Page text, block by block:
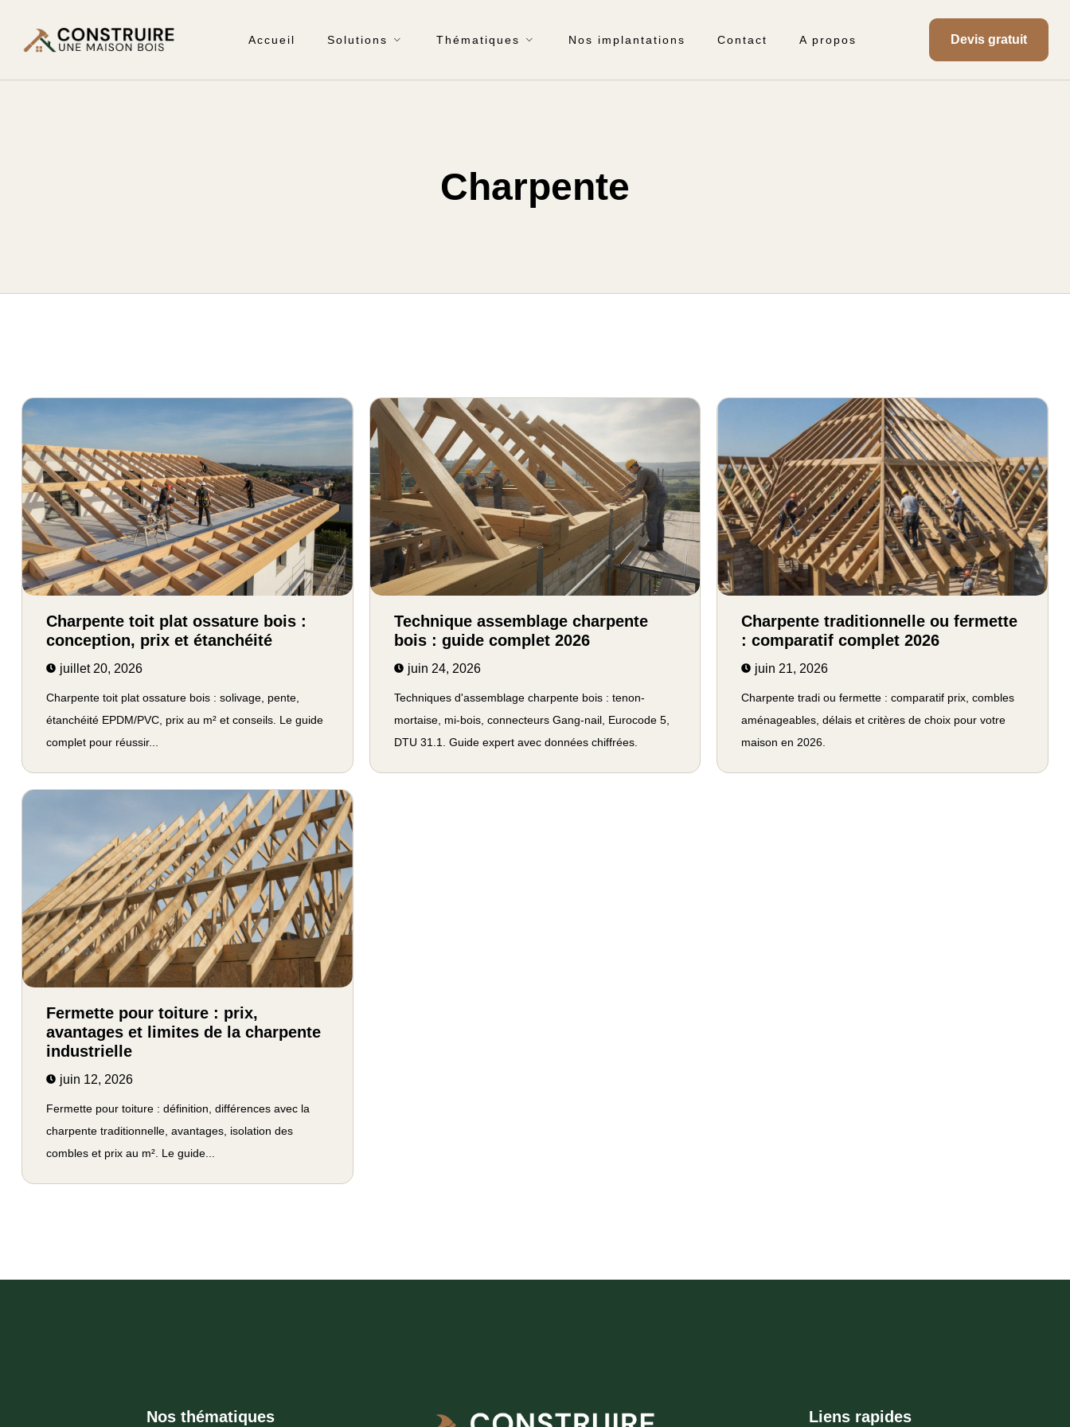
Accueil Solutions Thématiques Nos implantations Contact A propos Devis gratuit
Charpente
Charpente toit plat ossature bois :
conception, prix et étanchéité
juillet 20, 2026
Charpente toit plat ossature bois : solivage, pente,
étanchéité EPDM/PVC, prix au m² et conseils. Le guide
complet pour réussir...
Technique assemblage charpente
bois : guide complet 2026
juin 24, 2026
Techniques d'assemblage charpente bois : tenon-
mortaise, mi-bois, connecteurs Gang-nail, Eurocode 5,
DTU 31.1. Guide expert avec données chiffrées.
Charpente traditionnelle ou fermette
: comparatif complet 2026
juin 21, 2026
Charpente tradi ou fermette : comparatif prix, combles
aménageables, délais et critères de choix pour votre
maison en 2026.
Fermette pour toiture : prix,
avantages et limites de la charpente
industrielle
juin 12, 2026
Fermette pour toiture : définition, différences avec la
charpente traditionnelle, avantages, isolation des
combles et prix au m². Le guide...
Nos thématiques Liens rapides